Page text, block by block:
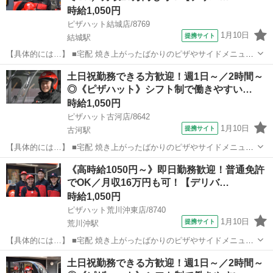
時給1,050円
ピザハット結城店/8769
結城駅
提携サイト 1月10日
【具体的には…】 ■宅配 焼き上がったばかりのピザやサイドメニュー
を、 美味しくお客様に召し上がっていただくために安全運転で商品を
お届けします。 ①地図で住所とルートをチェック ②オーダーシートに
記載のある商品を保温バッグに...
茨城 結城市 結城駅 デリバリー
土日祝勤務できる方歓迎！週1日～／2時間～
◎《ピザハット》シフト制で働きやすい…
時給1,050円
ピザハット古河店/8642
古河駅
提携サイト 1月10日
【具体的には…】 ■宅配 焼き上がったばかりのピザやサイドメニュー
を、 美味しくお客様に召し上がっていただくために安全運転で商品を
お届けします。 ①地図で住所とルートをチェック ②オーダーシートに
記載のある商品を保温バッグに...
茨城 古河市 古河駅 デリバリー
《高時給1050円～》即日勤務歓迎！普通免許
でOK／月収16万円も可！【デリバ…
時給1,050円
ピザハット荒川沖東店/8740
荒川沖駅
提携サイト 1月10日
【具体的には…】 ■宅配 焼き上がったばかりのピザやサイドメニュー
を、 美味しくお客様に召し上がっていただくために安全運転で商品を
お届けします。 ①地図で住所とルートをチェック ②オーダーシートに
茨城 土浦市 荒川沖駅 デリバリー
土日祝勤務できる方歓迎！週1日～／2時間～